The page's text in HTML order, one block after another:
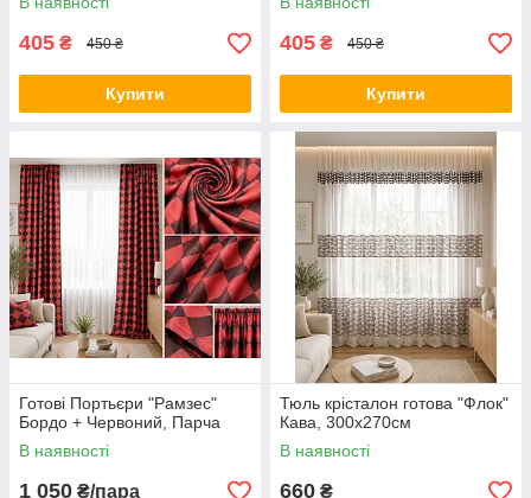
405 ₴ 450 ₴
Купити
405 ₴ 450 ₴
Купити
Готові Портьєри "Рамзес"
Бордо + Червоний, Парча
В наявності
1 050 ₴/пара
Тюль крісталон готова "Флок"
Кава, 300х270см
В наявності
660 ₴